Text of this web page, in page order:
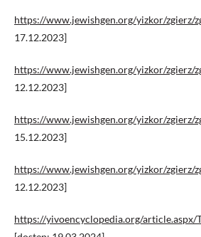
https://www.jewishgen.org/yizkor/zgierz/
17.12.2023]
https://www.jewishgen.org/yizkor/zgierz/
12.12.2023]
https://www.jewishgen.org/yizkor/zgierz/
15.12.2023]
https://www.jewishgen.org/yizkor/zgierz/
12.12.2023]
https://yivoencyclopedia.org/article.aspx/